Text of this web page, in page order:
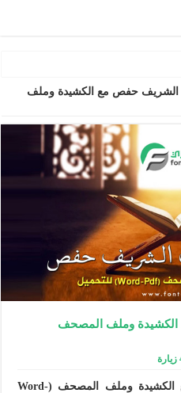
عربي إنجليزي فارسي
حفص مع الكشيدة وملف
وملف المصحف
خط المصحف الشريف حفص مع الكشيدة وملف المصحف (Word-